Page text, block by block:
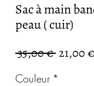
Sac à main
peau ( cuir)
35,00 € Prix
21,00 €
Couleur *